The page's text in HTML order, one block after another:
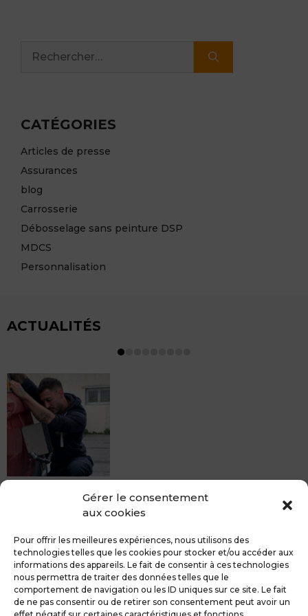
Gérer le consentement
aux cookies
Pour offrir les meilleures expériences, nous utilisons des
technologies telles que les cookies pour stocker et/ou accéder aux
informations des appareils. Le fait de consentir à ces technologies
nous permettra de traiter des données telles que le
comportement de navigation ou les ID uniques sur ce site. Le fait
de ne pas consentir ou de retirer son consentement peut avoir un
CATÉGORIES
Articles de presse
Assurances
blog
Carrosserie
Débosselage sans peinture DSP
MDCS
Personnalisation
ACTUALITÉS
peinture, sans rendez-vous mais Avec le sourire :)
du débosselage vous accueille sans rendez-...